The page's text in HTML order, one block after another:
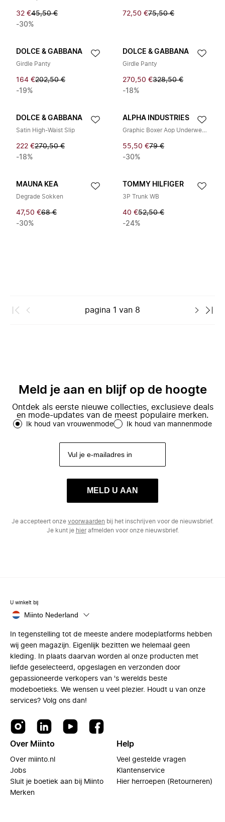
32 €45,50 €
-30%
72,50 €75,50 €
DOLCE & GABBANA
Girdle Panty
164 €202,50 €
-19%
DOLCE & GABBANA
Girdle Panty
270,50 €328,50 €
-18%
DOLCE & GABBANA
Satin High-Waist Slip
222 €270,50 €
-18%
ALPHA INDUSTRIES
Graphic Boxer Aop Underwear 2 Pk
55,50 €79 €
-30%
MAUNA KEA
Degrade Sokken
47,50 €68 €
-30%
TOMMY HILFIGER
3P Trunk WB
40 €52,50 €
-24%
pagina 1 van 8
Meld je aan en blijf op de hoogte
Ontdek als eerste nieuwe collecties, exclusieve deals
en mode-updates van de meest populaire merken.
Ik houd van vrouwenmode Ik houd van mannenmode
MELD U AAN
Je accepteert onze voorwaarden bij het inschrijven voor de nieuwsbrief.
Je kunt je hierafmelden voor onze nieuwsbrief.
U winkelt bij
Miinto Nederland
In tegenstelling tot de meeste andere modeplatforms hebben
wij geen magazijn. Eigenlijk bezitten we helemaal geen
kleding. In plaats daarvan worden al onze producten met
liefde geselecteerd, opgeslagen en verzonden door
gepassioneerde verkopers van 's werelds beste
modeboetieks. We wensen u veel plezier. Houdt u van onze
services? Volg ons dan!
Over Miinto
Over miinto.nl
Jobs
Sluit je boetiek aan bij Miinto
Merken
Help
Veel gestelde vragen
Klantenservice
Hier herroepen (Retourneren)